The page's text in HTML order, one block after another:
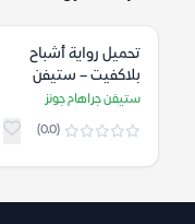
تحميل رواية أشباح
بلاكفيت – ستيفن
جراهام جونز
ستيفن جراهام جونز
(0.0)